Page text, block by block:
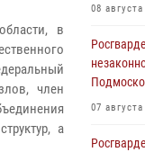
в
член
а
08
07